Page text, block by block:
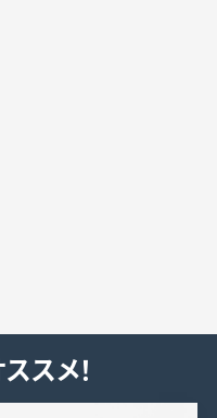
スメ！